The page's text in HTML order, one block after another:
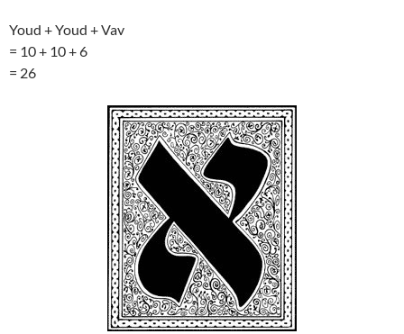
Youd + Youd + Vav
= 10 + 10 + 6
= 26